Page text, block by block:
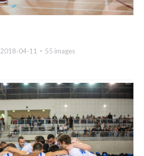
2018-04-11 55 images